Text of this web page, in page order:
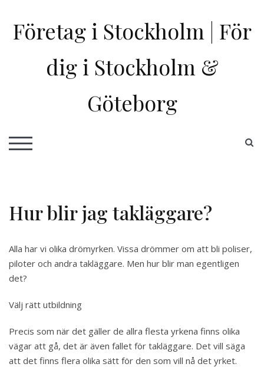
content
Företag i Stockholm | För
dig i Stockholm &
Göteborg
TOGGLE MOBILE MENU
Hur blir jag takläggare?
Alla har vi olika drömyrken. Vissa drömmer om att bli poliser,
piloter och andra takläggare. Men hur blir man egentligen
det?
Välj rätt utbildning
Precis som när det gäller de allra flesta yrkena finns olika
vägar att gå, det är även fallet för takläggare. Det vill säga
att det finns flera olika sätt för den som vill nå det yrket.